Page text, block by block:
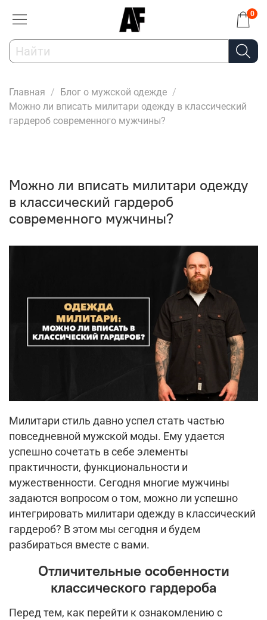
0
Главная
Блог о мужской одежде
Можно ли вписать милитари одежду в классический
гардероб современного мужчины?
Можно ли вписать милитари одежду
в классический гардероб
современного мужчины?
Милитари стиль давно успел стать частью
повседневной мужской моды. Ему удается
успешно сочетать в себе элементы
практичности, функциональности и
мужественности. Сегодня многие мужчины
задаются вопросом о том, можно ли успешно
интегрировать милитари одежду в классический
гардероб? В этом мы сегодня и будем
разбираться вместе с вами.
Отличительные особенности
классического гардероба
Перед тем, как перейти к ознакомлению с